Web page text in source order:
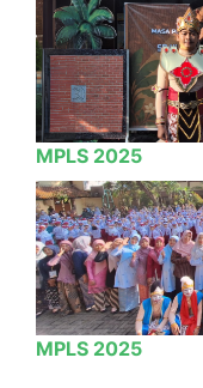
MPLS 2025
MPLS 2025